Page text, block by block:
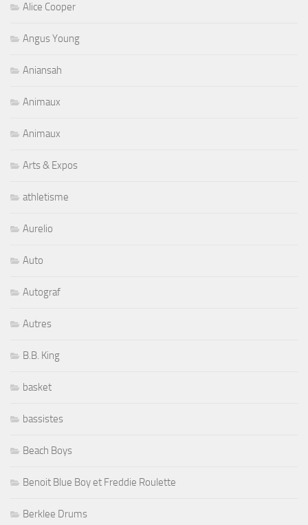
Alice Cooper
Angus Young
Aniansah
Animaux
Animaux
Arts & Expos
athletisme
Aurelio
Auto
Autograf
Autres
B.B. King
basket
bassistes
Beach Boys
Benoit Blue Boy et Freddie Roulette
Berklee Drums